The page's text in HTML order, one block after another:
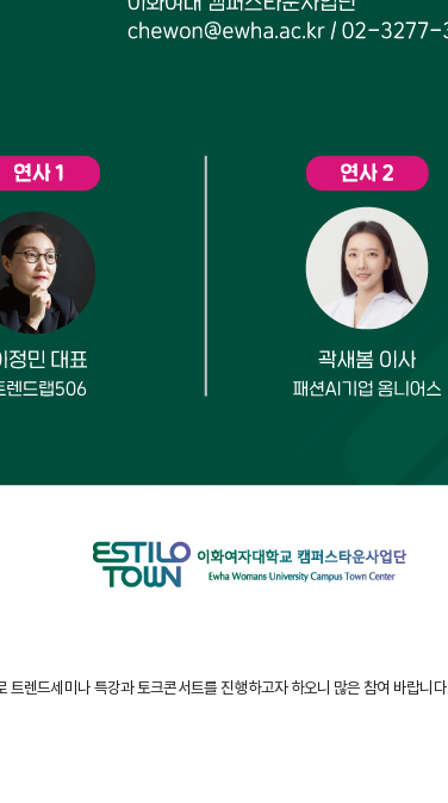
렌드세미나 특강과 토크콘서트를 진행하고자 하오니 많은 참여 바랍니